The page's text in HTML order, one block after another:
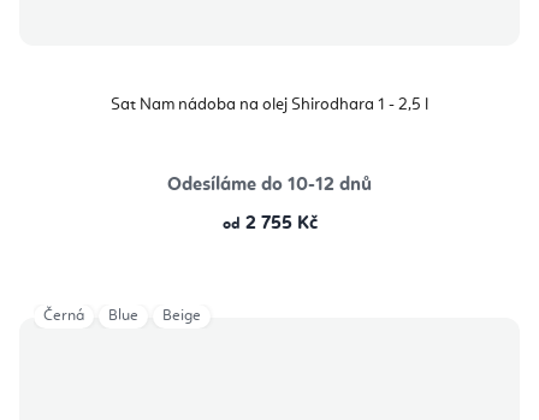
Sat Nam nádoba na olej Shirodhara 1 - 2,5 l
Odesíláme do 10-12 dnů
od 2 755 Kč
Černá Blue Beige